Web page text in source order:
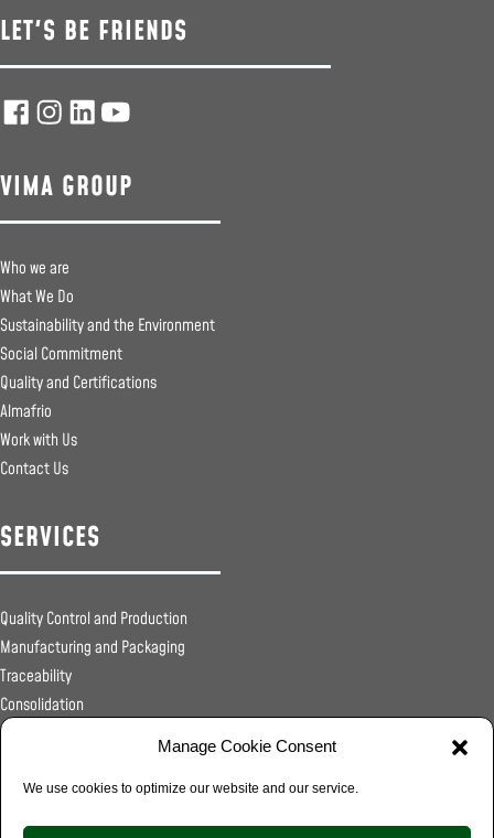
Manage Cookie Consent
We use cookies to optimize our website and our service.
LET'S BE FRIENDS
VIMA GROUP
Who we are
What We Do
Sustainability and the Environment
Social Commitment
Quality and Certifications
Almafrio
Work with Us
Contact Us
SERVICES
Quality Control and Production
Manufacturing and Packaging
Traceability
Consolidation
Sanitary Registrations
Distribution